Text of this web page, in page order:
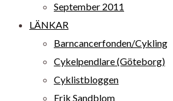
September 2011
LÄNKAR
Barncancerfonden/Cykling
Cykelpendlare (Göteborg)
Cyklistbloggen
Erik Sandblom